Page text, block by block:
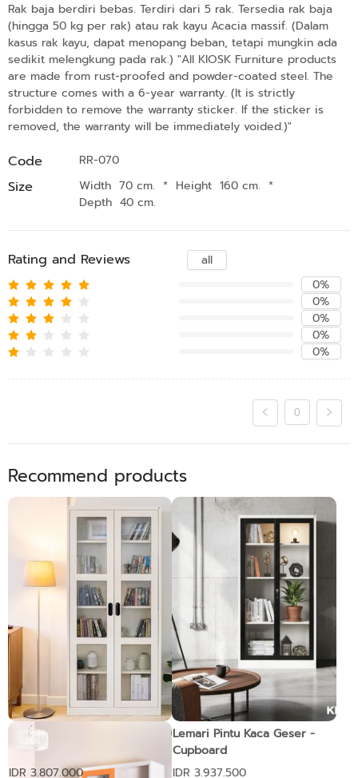
Rak baja berdiri bebas. Terdiri dari 5 rak. Tersedia rak baja
(hingga 50 kg per rak) atau rak kayu Acacia massif. (Dalam
kasus rak kayu, dapat menopang beban, tetapi mungkin ada
sedikit melengkung pada rak.) "All KIOSK Furniture products
are made from rust-proofed and powder-coated steel. The
structure comes with a 6-year warranty. (It is strictly
forbidden to remove the warranty sticker. If the sticker is
removed, the warranty will be immediately voided.)"
Code RR-070
Size Width 70 cm. * Height 160 cm. *
Depth 40 cm.
Rating and Reviews
all
0%
0%
0%
0%
0%
0
Recommend products
Lemari Tinggi dengan 2
Pintu Kaca
IDR 3.807.000
Lemari Pintu Kaca Geser -
Cupboard
IDR 3.937.500